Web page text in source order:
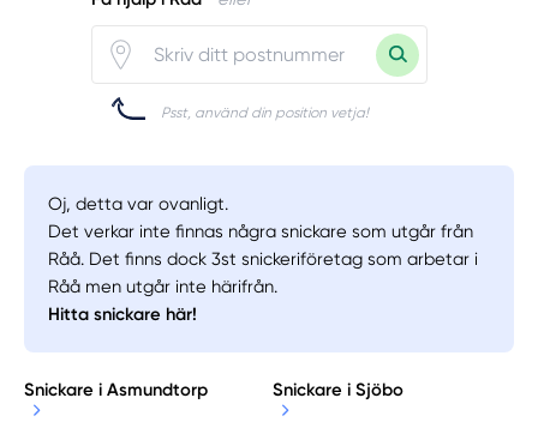
Psst, använd din position vetja!
Oj, detta var ovanligt.
Det verkar inte finnas några snickare som utgår från
Råå. Det finns dock 3st snickeriföretag som arbetar i
Råå men utgår inte härifrån.
Hitta snickare här!
Snickare i Asmundtorp Snickare i Sjöbo